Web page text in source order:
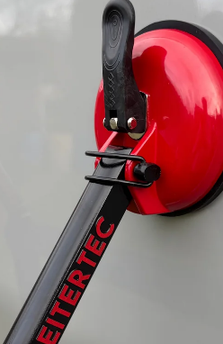
und
Herstellers:
2,60 m
3,30 m